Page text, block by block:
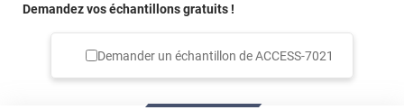
Demandez vos échantillons gratuits !
Demander un échantillon deACCESS-7021